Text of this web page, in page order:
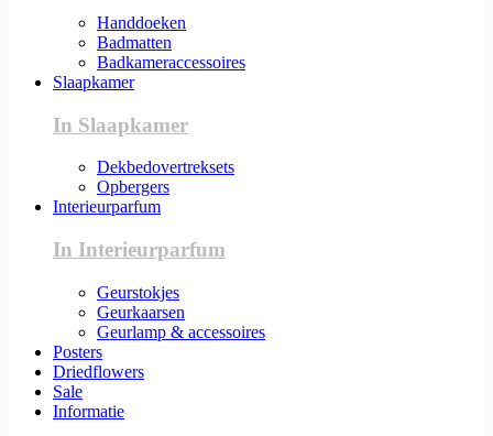
Handdoeken
Badmatten
Badkameraccessoires
Slaapkamer
In Slaapkamer
Dekbedovertreksets
Opbergers
Interieurparfum
In Interieurparfum
Geurstokjes
Geurkaarsen
Geurlamp & accessoires
Posters
Driedflowers
Sale
Informatie